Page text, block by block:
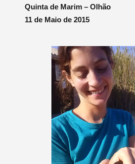
Quinta de Marim – Olhão
11 de Maio de 2015